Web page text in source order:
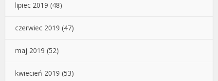
lipiec 2019 (48)
czerwiec 2019 (47)
maj 2019 (52)
kwiecień 2019 (53)